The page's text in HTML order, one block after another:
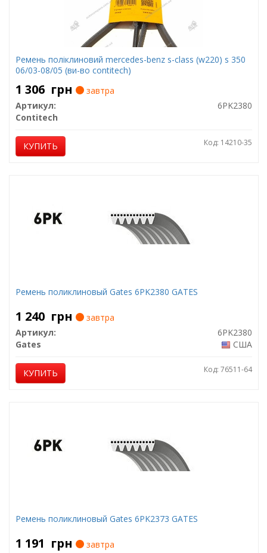
Ремень поліклиновий mercedes-benz s-class (w220) s 350
06/03-08/05 (ви-во contitech)
1 306 грн
завтра
Артикул:
6PK2380
Contitech
КУПИТЬ Код: 14210-35
Ремень поликлиновый Gates 6PK2380 GATES
1 240 грн
завтра
Артикул:
6PK2380
Gates
США
КУПИТЬ Код: 76511-64
Ремень поликлиновый Gates 6PK2373 GATES
1 191 грн
завтра